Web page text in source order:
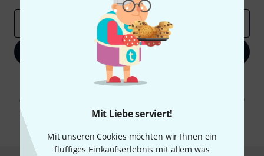
Mit Liebe serviert!
Mit unseren Cookies möchten wir Ihnen ein
fluffiges Einkaufserlebnis mit allem was
Jetzt anmelden
Mit Klick auf „Jetzt anmelden“ stimmen Sie dem Erhalt von E-Mail-
Werbung und einer Messung des E-Mail-Nutzungsverhaltens zu. Die
Abmeldung ist jederzeit möglich. Weitere Informationen finden Sie in
unseren
Datenschutzhinweisen